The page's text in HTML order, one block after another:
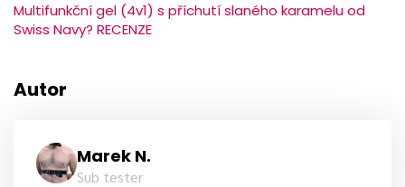
Multifunkční gel (4v1) s příchutí slaného karamelu od
Swiss Navy? RECENZE
Autor
Marek N.
Sub tester